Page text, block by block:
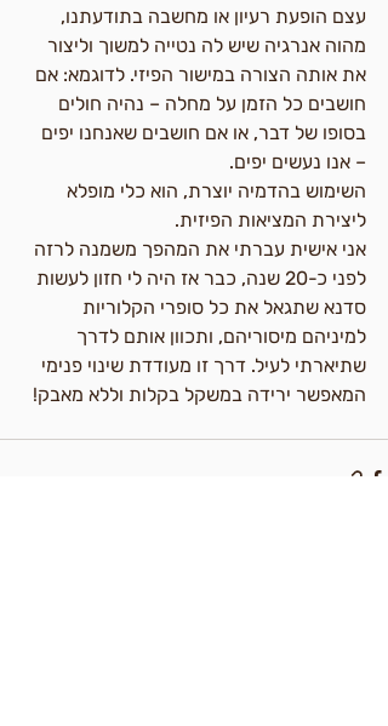
עצם הופעת רעיון או מחשבה בתודעתנו,
מהוה אנרגיה שיש לה נטייה למשוך וליצור
את אותה הצורה במישור הפיזי. לדוגמא: אם
חושבים כל הזמן על מחלה – נהיה חולים
בסופו של דבר, או אם חושבים שאנחנו יפים
– אנו נעשים יפים.
השימוש בהדמיה יוצרת, הוא כלי מופלא
ליצירת המציאות הפיזית.
אני אישית עברתי את המהפך משמנה לרזה
לפני כ-20 שנה, כבר אז היה לי חזון לעשות
סדנא שתגאל את כל סופרי הקלוריות
למיניהם מיסוריהם, ותכוון אותם לדרך
שתיארתי לעיל. דרך זו מעודדת שינוי פנימי
המאפשר ירידה במשקל בקלות וללא מאבק!